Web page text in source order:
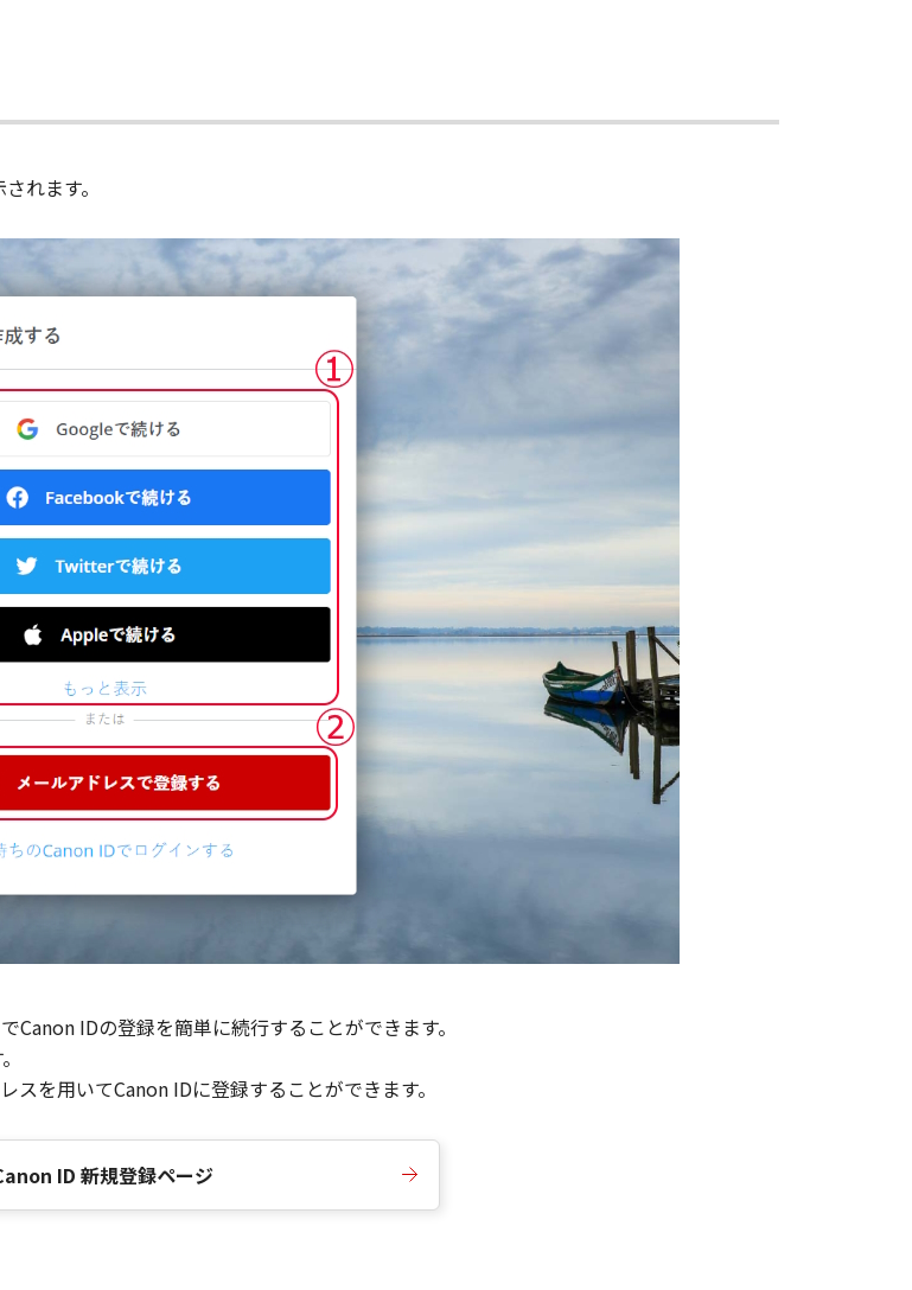
れます。
IDの登録を簡単に続行することができます。
を用いてCanon IDに登録することができます。
ID 新規登録ページ